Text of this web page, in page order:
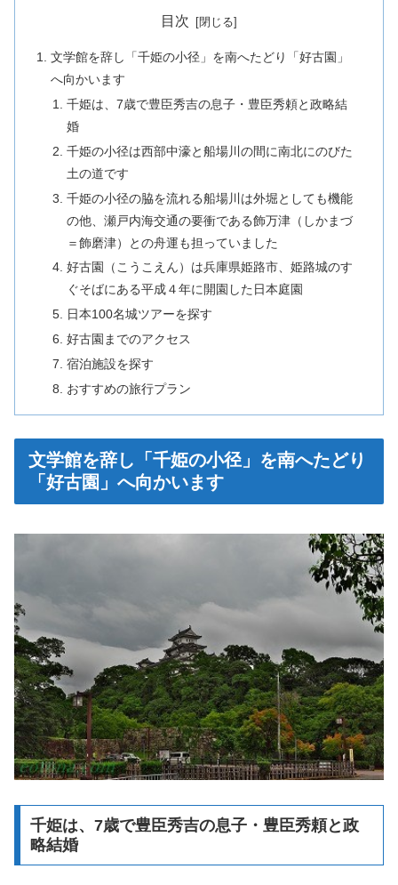
目次
文学館を辞し「千姫の小径」を南へたどり「好古園」
へ向かいます
千姫は、7歳で豊臣秀吉の息子・豊臣秀頼と政略結
婚
千姫の小径は西部中濠と船場川の間に南北にのびた
土の道です
千姫の小径の脇を流れる船場川は外堀としても機能
の他、瀬戸内海交通の要衝である飾万津（しかまづ
＝飾磨津）との舟運も担っていました
好古園（こうこえん）は兵庫県姫路市、姫路城のす
ぐそばにある平成４年に開園した日本庭園
日本100名城ツアーを探す
好古園までのアクセス
宿泊施設を探す
おすすめの旅行プラン
文学館を辞し「千姫の小径」を南へたどり
「好古園」へ向かいます
千姫は、7歳で豊臣秀吉の息子・豊臣秀頼と政
略結婚